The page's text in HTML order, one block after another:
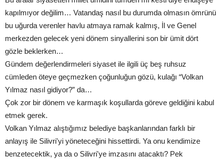
kapılmıyor değilim… Vatandaş nasıl bu durumda olmasın ömrünü
bu uğurda verenler havlu atmaya ramak kalmış, İl ve Genel
merkezden gelecek yeni dönem sinyallerini son bir ümit dört
gözle beklerken…
Gündem değerlendirmeleri siyaset ile ilgili üç beş ruhsuz
cümleden öteye geçmezken çoğunluğun gözü, kulağı “Volkan
Yılmaz nasıl gidiyor?” da…
Çok zor bir dönem ve karmaşık koşullarda göreve geldiğini kabul
etmek gerek.
Volkan Yılmaz alıştığımız belediye başkanlarından farklı bir
anlayış ile Silivri'yi yöneteceğini hissettirdi. Ya onu kendimize
benzetecektik, ya da o Silivri'ye imzasını atacaktı? Pek